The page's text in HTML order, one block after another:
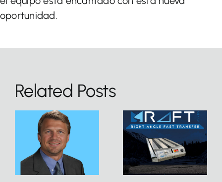
oportunidad.
Related Posts